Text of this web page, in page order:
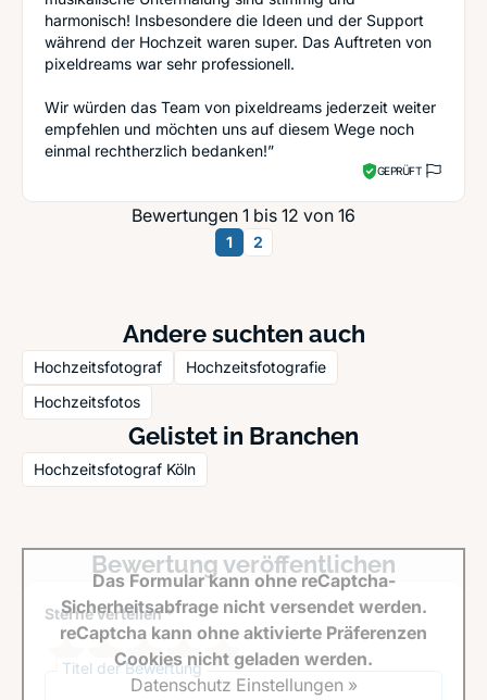
harmonisch! Insbesondere die Ideen und der Support
während der Hochzeit waren super. Das Auftreten von
pixeldreams war sehr professionell.
Wir würden das Team von pixeldreams jederzeit weiter
empfehlen und möchten uns auf diesem Wege noch
einmal rechtherzlich bedanken!”
GEPRÜFT
Bewertungen 1 bis 12 von 16
1 2
Andere suchten auch
Hochzeitsfotograf
Hochzeitsfotografie
Hochzeitsfotos
Gelistet in Branchen
Hochzeitsfotograf Köln
Bewertung veröffentlichen
Sterne verteilen *
Titel der Bewertung
Das Formular kann ohne reCaptcha-
Sicherheitsabfrage nicht versendet werden.
reCaptcha kann ohne aktivierte Präferenzen
Cookies nicht geladen werden.
Datenschutz Einstellungen »